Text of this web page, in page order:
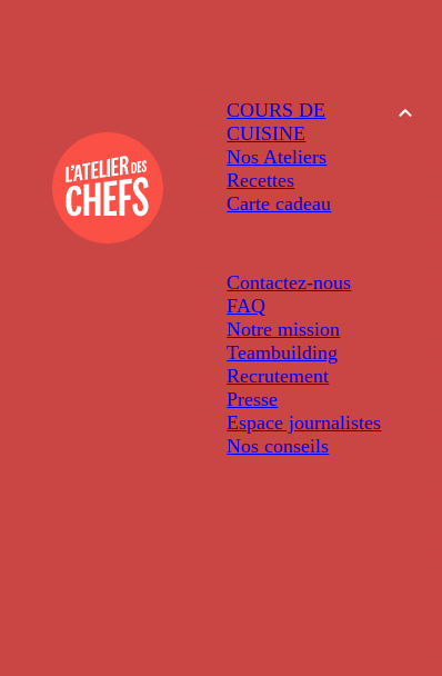
COURS DE
CUISINE
Nos Ateliers
Recettes
Carte cadeau
Contactez-nous
FAQ
Notre mission
Teambuilding
Recrutement
Presse
Espace journalistes
Nos conseils